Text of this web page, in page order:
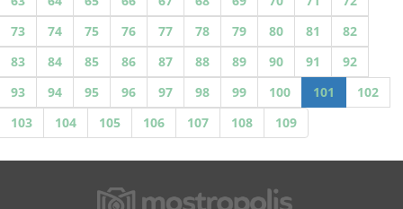
73
74 75 76 77 78 79 80 81
82
83
84 85 86 87 88 89 90 91
92
93
94 95 96 97 98 99 100 101
102
103
104 105 106 107 108 109